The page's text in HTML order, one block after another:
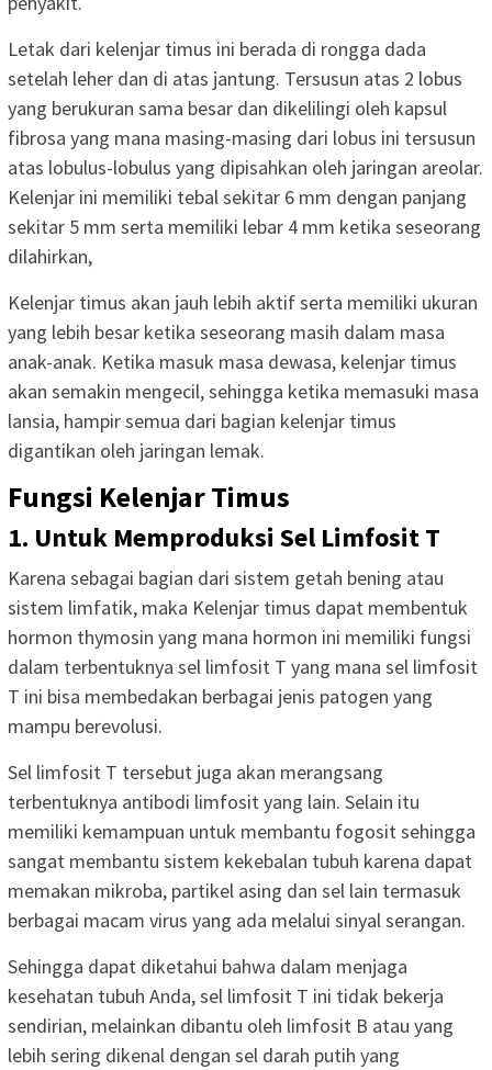
Letak dari kelenjar timus ini berada di rongga dada
setelah leher dan di atas jantung. Tersusun atas 2 lobus
yang berukuran sama besar dan dikelilingi oleh kapsul
fibrosa yang mana masing-masing dari lobus ini tersusun
atas lobulus-lobulus yang dipisahkan oleh jaringan areolar.
Kelenjar ini memiliki tebal sekitar 6 mm dengan panjang
sekitar 5 mm serta memiliki lebar 4 mm ketika seseorang
dilahirkan,
Kelenjar timus akan jauh lebih aktif serta memiliki ukuran
yang lebih besar ketika seseorang masih dalam masa
anak-anak. Ketika masuk masa dewasa, kelenjar timus
akan semakin mengecil, sehingga ketika memasuki masa
lansia, hampir semua dari bagian kelenjar timus
digantikan oleh jaringan lemak.
Fungsi Kelenjar Timus
1. Untuk Memproduksi Sel Limfosit T
Karena sebagai bagian dari sistem getah bening atau
sistem limfatik, maka Kelenjar timus dapat membentuk
hormon thymosin yang mana hormon ini memiliki fungsi
dalam terbentuknya sel limfosit T yang mana sel limfosit
T ini bisa membedakan berbagai jenis patogen yang
mampu berevolusi.
Sel limfosit T tersebut juga akan merangsang
terbentuknya antibodi limfosit yang lain. Selain itu
memiliki kemampuan untuk membantu fogosit sehingga
sangat membantu sistem kekebalan tubuh karena dapat
memakan mikroba, partikel asing dan sel lain termasuk
berbagai macam virus yang ada melalui sinyal serangan.
Sehingga dapat diketahui bahwa dalam menjaga
kesehatan tubuh Anda, sel limfosit T ini tidak bekerja
sendirian, melainkan dibantu oleh limfosit B atau yang
lebih sering dikenal dengan sel darah putih yang